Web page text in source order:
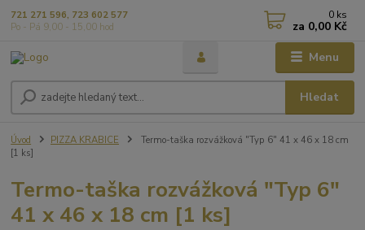
Menu
Hledat
721 271 596, 723 602 577
Po - Pá 9,00 - 15,00 hod
0 ks
za 0,00 Kč
Úvod PIZZA KRABICE
Termo-taška rozvážková "Typ 6" 41 x 46 x 18 cm
[1 ks]
Termo-taška rozvážková "Typ 6"
41 x 46 x 18 cm [1 ks]